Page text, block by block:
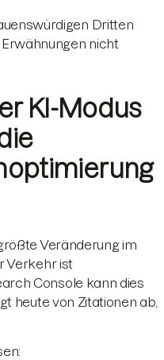
Dritten
nicht
KI-Modus
Veränderung im
Verkehr ist
Console kann dies
heute von Zitationen ab,